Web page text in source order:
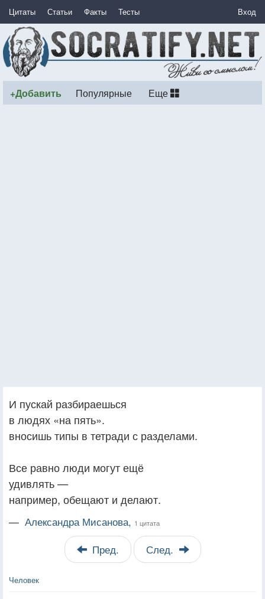
Цитаты Статьи Факты Тесты Вход
+Добавить Популярные Еще
И пускай разбираешься
в людях «на пять».
вносишь типы в тетради с разделами.
Все равно люди могут ещё
удивлять —
например, обещают и делают.
— Александра Мисанова, 1 цитата
Пред. След.
Человек